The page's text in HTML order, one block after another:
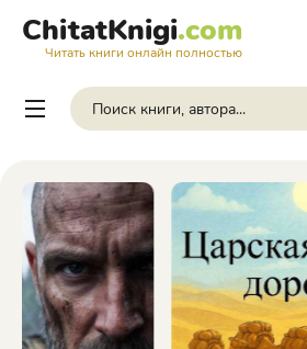
ChitatKnigi.com
Читать книги онлайн полностью